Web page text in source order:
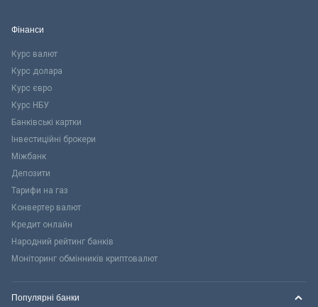
Фінанси
Курс валют
Курс долара
Курс євро
Курс НБУ
Банківські картки
Інвестиційні брокери
Міжбанк
Депозити
Тарифи на газ
Конвертер валют
Кредит онлайн
Народний рейтинг банків
Моніторинг обмінників криптовалют
Популярні банки